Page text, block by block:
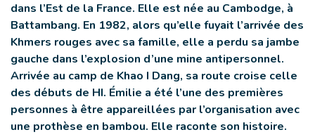
dans l’Est de la France. Elle est née au Cambodge, à
Battambang. En 1982, alors qu’elle fuyait l’arrivée des
Khmers rouges avec sa famille, elle a perdu sa jambe
gauche dans l’explosion d’une mine antipersonnel.
Arrivée au camp de Khao I Dang, sa route croise celle
des débuts de HI. Émilie a été l’une des premières
personnes à être appareillées par l’organisation avec
une prothèse en bambou. Elle raconte son histoire.